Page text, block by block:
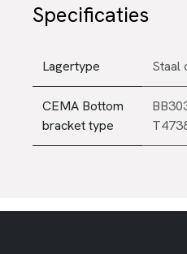
Specificaties
Lagertype Staal
CEMA Bottom
bracket type